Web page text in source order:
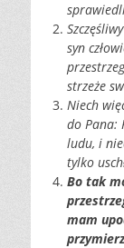
Szczęśliwy
syn
strzeże
Niech
do Pana:
ludu, i
tylko
Bo tak
mam